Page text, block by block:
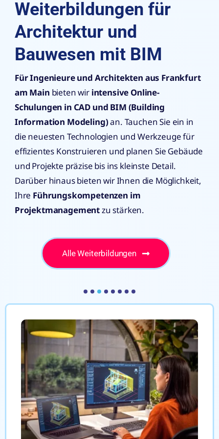
Weiterbildungen für
Architektur und
Bauwesen mit BIM
Für Ingenieure und Architekten aus Frankfurt
am Main bieten wir intensive Online-
Schulungen in CAD und BIM (Building
Information Modeling)an. Tauchen Sie ein in
die neuesten Technologien und Werkzeuge für
effizientes Konstruieren und planen Sie Gebäude
und Projekte präzise bis ins kleinste Detail.
Darüber hinaus bieten wir Ihnen die Möglichkeit,
Ihre Führungskompetenzen im
Projektmanagementzu stärken.
Alle Weiterbildungen